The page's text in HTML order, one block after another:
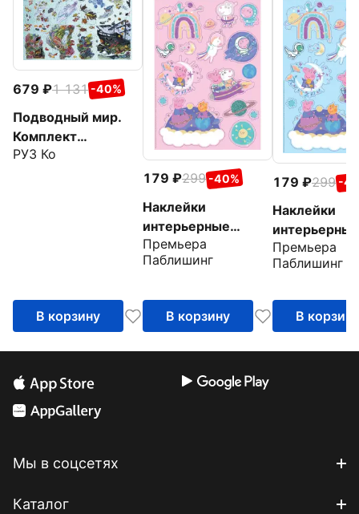
679 1 131 -40%
Подводный мир.
Комплект
интерьерных
РУЗ Ко
В корзину
179 299 -40%
Наклейки
интерьерные
розовые Свинка
Пеппа
Премьера
Паблишинг
В корзину
179 299 -
Наклейки
интерьерные
голубые
Пеппа
Премьера
Паблишинг
В корзину
Мы в соцсетях
Каталог